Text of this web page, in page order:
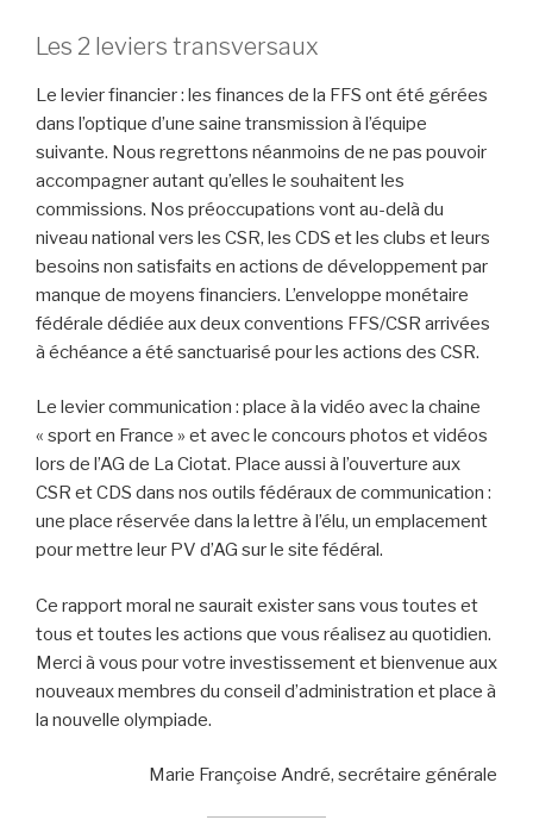
Les 2 leviers transversaux
Le levier financier : les finances de la FFS ont été gérées
dans l’optique d’une saine transmission à l’équipe
suivante. Nous regrettons néanmoins de ne pas pouvoir
accompagner autant qu’elles le souhaitent les
commissions. Nos préoccupations vont au-delà du
niveau national vers les CSR, les CDS et les clubs et leurs
besoins non satisfaits en actions de développement par
manque de moyens financiers. L’enveloppe monétaire
fédérale dédiée aux deux conventions FFS/CSR arrivées
à échéance a été sanctuarisé pour les actions des CSR.
Le levier communication : place à la vidéo avec la chaine
« sport en France » et avec le concours photos et vidéos
lors de l’AG de La Ciotat. Place aussi à l’ouverture aux
CSR et CDS dans nos outils fédéraux de communication :
une place réservée dans la lettre à l’élu, un emplacement
pour mettre leur PV d’AG sur le site fédéral.
Ce rapport moral ne saurait exister sans vous toutes et
tous et toutes les actions que vous réalisez au quotidien.
Merci à vous pour votre investissement et bienvenue aux
nouveaux membres du conseil d’administration et place à
la nouvelle olympiade.
Marie Françoise André, secrétaire générale